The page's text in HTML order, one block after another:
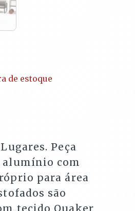
de estoque
Peça
alumínio com
para área
são
tecido Quaker